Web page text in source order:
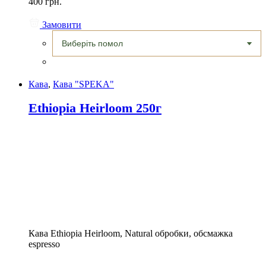
Замовити
Кава, Кава "SPEKA"
Ethiopia Heirloom 250г
Кава Ethiopia Heirloom, Natural обробки, обсмажка
espresso